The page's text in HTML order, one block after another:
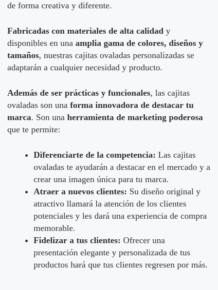
de forma creativa y diferente.
Fabricadas con materiales de alta calidad y
disponibles en una amplia gama de colores, diseños y
tamaños, nuestras cajitas ovaladas personalizadas se
adaptarán a cualquier necesidad y producto.
Además de ser prácticas y funcionales, las cajitas
ovaladas son una forma innovadora de destacar tu
marca. Son una herramienta de marketing poderosa
que te permite:
Diferenciarte de la competencia: Las cajitas
ovaladas te ayudarán a destacar en el mercado y a
crear una imagen única para tu marca.
Atraer a nuevos clientes: Su diseño original y
atractivo llamará la atención de los clientes
potenciales y les dará una experiencia de compra
memorable.
Fidelizar a tus clientes: Ofrecer una
presentación elegante y personalizada de tus
productos hará que tus clientes regresen por más.